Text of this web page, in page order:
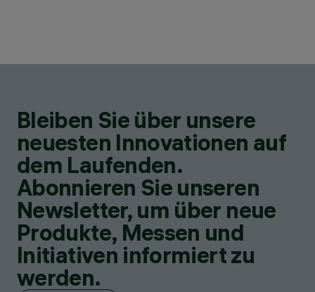
Bleiben Sie über unsere
neuesten Innovationen auf
dem Laufenden.
Abonnieren Sie unseren
Newsletter, um über neue
Produkte, Messen und
Initiativen informiert zu
werden.